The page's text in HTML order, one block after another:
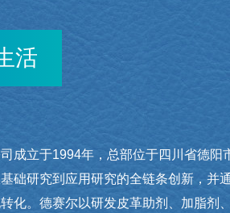
活
成立于1994年，总部位于四川省德阳
础研究到应用研究的全链条创新，并
化。德赛尔以研发皮革助剂、加脂剂、